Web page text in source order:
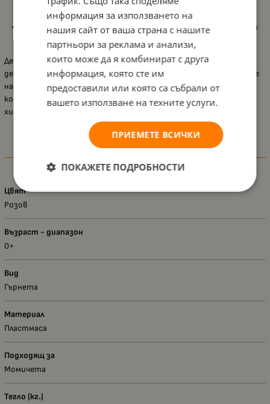
на хигиена.
Анатомична форма : Специално проектирано, за да предлага
Детското гърне Lorelliе практично и удобно решение за всяко
дете, което преминава от пелени към самостоятелно ползване
на тоалетната. Създадено с внимание към безопасността и
комфорта, то е идеалният помощник в процеса на обучение на
хигиенни навици.
Цвят
Розов
Възраст - диапазон
0+
Вид
Гърнета
Материал
Пластмаса
Подходящ за
Момичета
Тегло (кг.)
информация за използването на
нашия сайт от ваша страна с нашите
партньори за реклама и анализи,
които може да я комбинират с друга
информация, която сте им
предоставили или която са събрали от
вашето използване на техните услуги.
ПРИЕМЕТЕ ВСИЧКИ
ПОКАЖЕТЕ ПОДРОБНОСТИ